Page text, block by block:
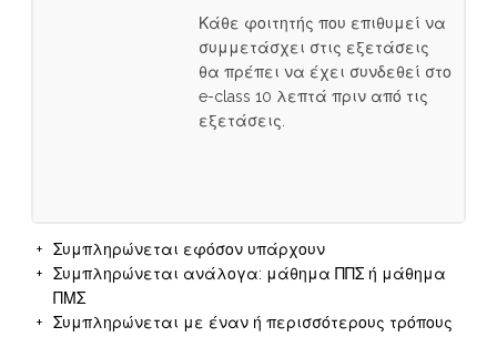
Κάθε φοιτητής που επιθυμεί να
συμμετάσχει στις εξετάσεις
θα πρέπει να έχει συνδεθεί στο
e-class 10 λεπτά πριν από τις
εξετάσεις.
Συμπληρώνεται εφόσον υπάρχουν
Συμπληρώνεται ανάλογα: μάθημα ΠΠΣ ή μάθημα
ΠΜΣ
Συμπληρώνεται με έναν ή περισσότερους τρόπους